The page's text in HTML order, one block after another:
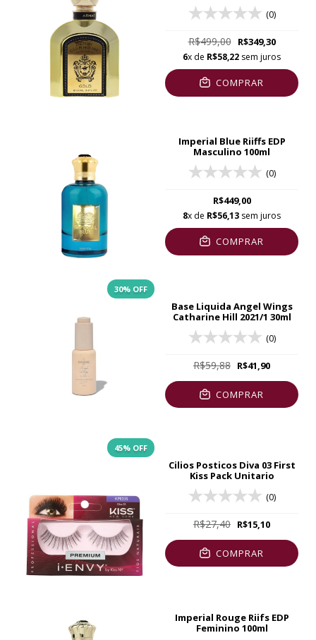
(0)
R$499,00 R$349,30
6x de R$58,22 sem juros
COMPRAR
Imperial Blue Riiffs EDP
Masculino 100ml
(0)
R$449,00
8x de R$56,13 sem juros
COMPRAR
30% OFF
Base Liquida Angel Wings
Catharine Hill 2021/1 30ml
(0)
R$59,88 R$41,90
COMPRAR
45% OFF
Cilios Posticos Diva 03 First
Kiss Pack Unitario
(0)
R$27,40 R$15,10
COMPRAR
Imperial Rouge Riifs EDP
Feminino 100ml